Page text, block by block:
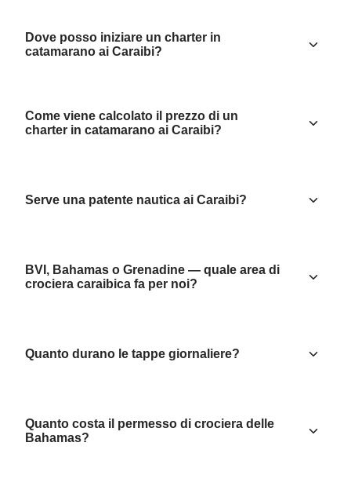
Dove posso iniziare un charter in
catamarano ai Caraibi?
Come viene calcolato il prezzo di un
charter in catamarano ai Caraibi?
Serve una patente nautica ai Caraibi?
BVI, Bahamas o Grenadine — quale area di
crociera caraibica fa per noi?
Quanto durano le tappe giornaliere?
Quanto costa il permesso di crociera delle
Bahamas?